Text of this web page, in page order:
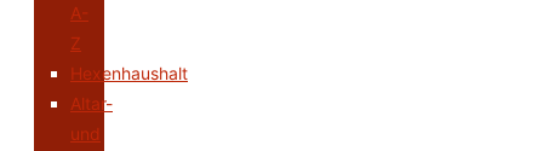
A-
Z
Hexenhaushalt
Altar-
und